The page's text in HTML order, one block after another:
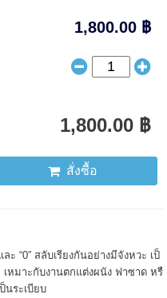
1,800.00 ฿
1,800.00 ฿
สั่งซื้อ
“0” สลับเรียงกันอย่างมีจังหวะ เป็
หมาะกับงานตกแต่งผนัง ฟาซาด หรื
นระเบียบ